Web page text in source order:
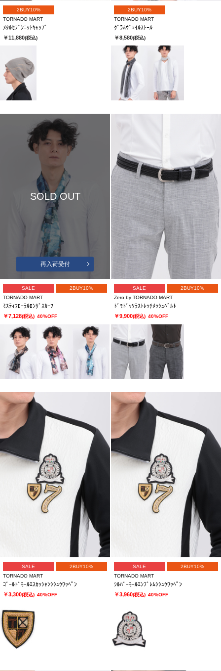
2BUY10%
TORNADO MART
ﾒﾀﾙｾﾌﾞﾝﾆｯﾄｷｬｯﾌﾟ
￥11,880(税込)
2BUY10%
TORNADO MART
ｸﾞﾗﾑｳﾞｪｲﾙｽﾄｰﾙ
￥8,580(税込)
SOLD OUT
再入荷受付
SALE
2BUY10%
TORNADO MART
ﾐｽﾃｨﾌﾛｰﾗﾙﾛﾝｸﾞｽｶｰﾌ
￥7,128(税込) 40%OFF
SALE
2BUY10%
Zero by TORNADO MART
ﾄﾞﾓﾄﾞｯｿﾗｽﾄﾚｯﾁﾒｯｼｭﾍﾞﾙﾄ
￥9,900(税込) 40%OFF
SALE
2BUY10%
TORNADO MART
ｺﾞｰﾙﾄﾞﾓｰﾙｴｽｶｯｼｬﾝｼｼｭｳﾜｯﾍﾟﾝ
￥3,300(税込) 40%OFF
SALE
2BUY10%
TORNADO MART
ｼﾙﾊﾞｰﾓｰﾙｴﾝﾌﾞﾚﾑｼｼｭｳﾜｯﾍﾟﾝ
￥3,960(税込) 40%OFF